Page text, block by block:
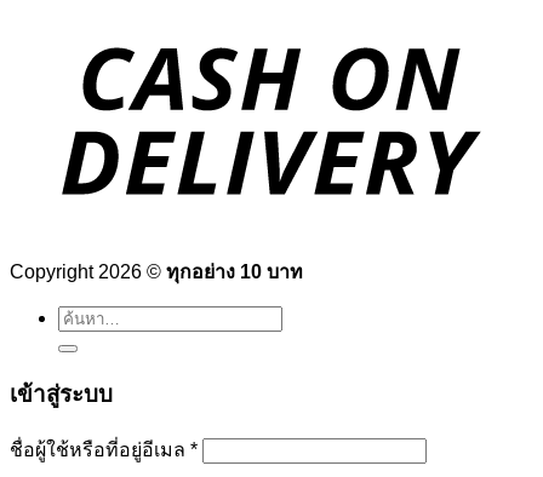
Copyright 2026 © ทุกอย่าง 10 บาท
ค้นหา:
เข้าสู่ระบบ
ชื่อผู้ใช้หรือที่อยู่อีเมล *ต้องการ